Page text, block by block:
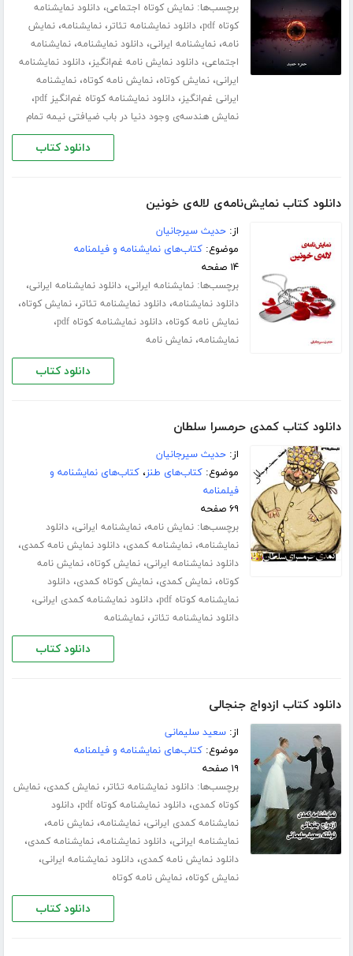
برچسب‌ها:نمایش کوتاه اجتماعی،دانلود نمایشنامه
کوتاه pdf
،دانلود نمایشنامه تئاتر،نمایشنامه،نمایش
نامه،نمایشنامه ایرانی،دانلود نمایشنامه،نمایشنامه
اجتماعی،دانلود نمایش نامه غم‌انگیز،دانلود نمایشنامه
ایرانی،نمایش کوتاه،نمایش نامه کوتاه،نمایشنامه
ایرانی غم‌انگیز،دانلود نمایشنامه کوتاه غم‌انگیز pdf ،
نمایش هندسه‌ی وجود دنیا در باب ضیافتی نیمه تمام
دانلود کتاب
دانلود کتاب نمایش‌نامه‌ی لاله‌ی خونین
از:حدیث سیرجانیان
موضوع:کتاب‌های نمایشنامه و فیلمنامه
۱۴ صفحه
برچسب‌ها:نمایشنامه ایرانی،دانلود نمایشنامه ایرانی،
دانلود نمایشنامه،دانلود نمایشنامه تئاتر،نمایش کوتاه،
نمایش نامه کوتاه،دانلود نمایشنامه کوتاه pdf ،
نمایشنامه،نمایش نامه
دانلود کتاب
دانلود کتاب کمدی حرمسرا سلطان
از:حدیث سیرجانیان
موضوع:کتاب‌های طنز،کتاب‌های نمایشنامه و
فیلمنامه
۶۹ صفحه
برچسب‌ها:نمایش نامه،نمایشنامه ایرانی،دانلود
نمایشنامه،نمایشنامه کمدی،دانلود نمایش نامه کمدی،
دانلود نمایشنامه ایرانی،نمایش کوتاه،نمایش نامه
کوتاه،نمایش کمدی،نمایش کوتاه کمدی،دانلود
نمایشنامه کوتاه pdf
،دانلود نمایشنامه کمدی ایرانی،
دانلود نمایشنامه تئاتر،نمایشنامه
دانلود کتاب
دانلود کتاب ازدواج جنجالی
از:سعید سلیمانی
موضوع:کتاب‌های نمایشنامه و فیلمنامه
۱۹ صفحه
برچسب‌ها:دانلود نمایشنامه تئاتر،نمایش کمدی،نمایش
کوتاه کمدی،دانلود نمایشنامه کوتاه pdf ،دانلود
نمایشنامه کمدی ایرانی،نمایشنامه،نمایش نامه،
نمایشنامه ایرانی،دانلود نمایشنامه،نمایشنامه کمدی،
دانلود نمایش نامه کمدی،دانلود نمایشنامه ایرانی،
نمایش کوتاه،نمایش نامه کوتاه
دانلود کتاب